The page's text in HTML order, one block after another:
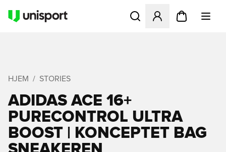
Åbner en Modal til at
HJEM STORIES
ADIDAS ACE 16+
PURECONTROL ULTRA
BOOST | KONCEPTET BAG